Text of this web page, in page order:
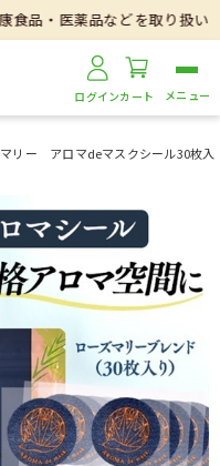
などを取り扱いしております
ログインカート
マリー アロマdeマスクシール30枚入